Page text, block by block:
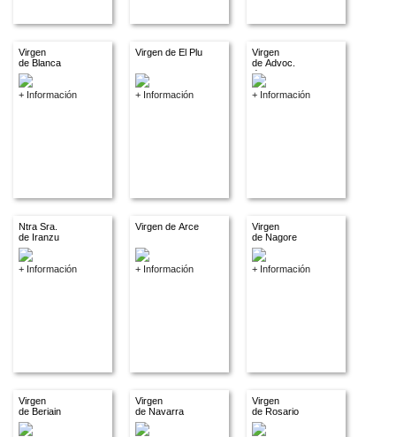
Virgen
de Blanca
+ Información
Virgen de El Plu
+ Información
Virgen
de Advoc.
descon.
+ Información
Ntra Sra.
de Iranzu
+ Información
Virgen de Arce
+ Información
Virgen
de Nagore
+ Información
Virgen
de Beriain
Virgen
de Navarra
Virgen
de Rosario